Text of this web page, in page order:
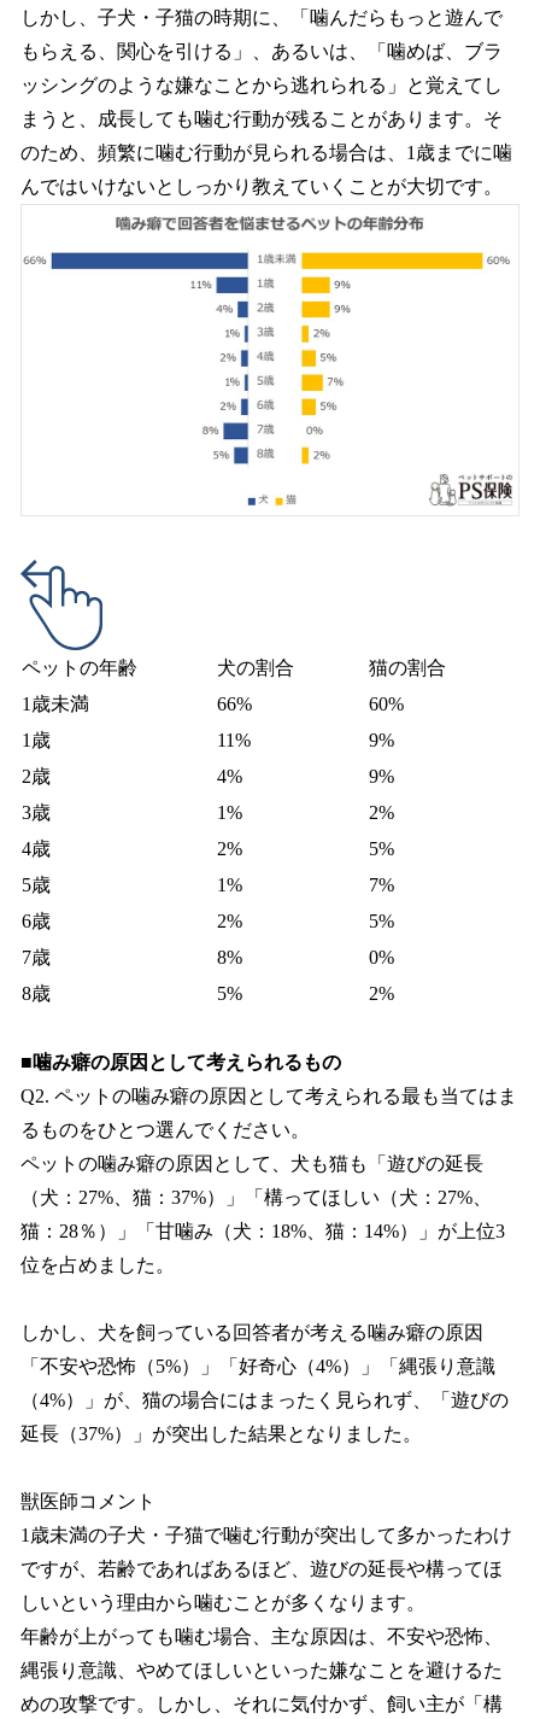
しかし、子犬・子猫の時期に、「噛んだらもっと遊んで
もらえる、関心を引ける」、あるいは、「噛めば、ブラ
ッシングのような嫌なことから逃れられる」と覚えてし
まうと、成長しても噛む行動が残ることがあります。そ
のため、頻繁に噛む行動が見られる場合は、1歳までに噛
んではいけないとしっかり教えていくことが大切です。
ペットの年齢 犬の割合
猫の割合
1歳未満
66%
60%
1歳
11%
9%
2歳
4%
9%
3歳
1%
2%
4歳
2%
5%
5歳
1%
7%
6歳
2%
5%
7歳
8%
0%
8歳
5% 2%
■噛み癖の原因として考えられるもの
Q2. ペットの噛み癖の原因として考えられる最も当てはま
るものをひとつ選んでください。
ペットの噛み癖の原因として、犬も猫も「遊びの延長
（犬：27%、猫：37%）」「構ってほしい（犬：27%、
猫：28％）」「甘噛み（犬：18%、猫：14%）」が上位3
位を占めました。
しかし、犬を飼っている回答者が考える噛み癖の原因
「不安や恐怖（5%）」「好奇心（4%）」「縄張り意識
（4%）」が、猫の場合にはまったく見られず、「遊びの
延長（37%）」が突出した結果となりました。
獣医師コメント
1歳未満の子犬・子猫で噛む行動が突出して多かったわけ
ですが、若齢であればあるほど、遊びの延長や構ってほ
しいという理由から噛むことが多くなります。
年齢が上がっても噛む場合、主な原因は、不安や恐怖、
縄張り意識、やめてほしいといった嫌なことを避けるた
めの攻撃です。しかし、それに気付かず、飼い主が「構